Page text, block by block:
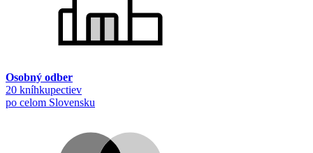
Osobný odber
20 kníhkupectiev
po celom Slovensku